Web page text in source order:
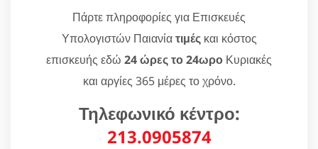
Πάρτε πληροφορίες για Επισκευές
Υπολογιστών Παιανίατιμέςκαι κόστος
επισκευής εδώ 24 ώρες το 24ωρο Κυριακές
και αργίες 365 μέρες το χρόνο.
Τηλεφωνικό κέντρο:
213.0905874